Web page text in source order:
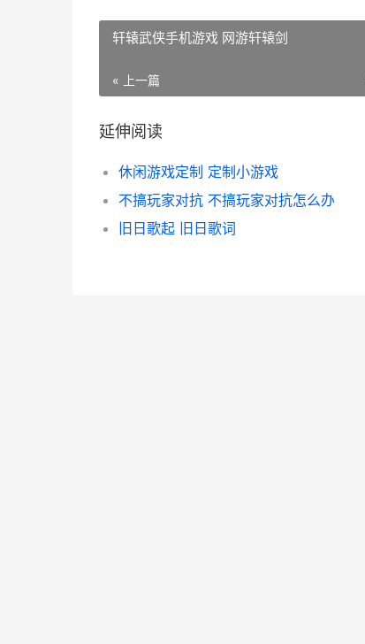
轩辕武侠手机游戏 网游轩辕剑
« 上一篇
延伸阅读
休闲游戏定制 定制小游戏
不搞玩家对抗 不搞玩家对抗怎么办
旧日歌起 旧日歌词